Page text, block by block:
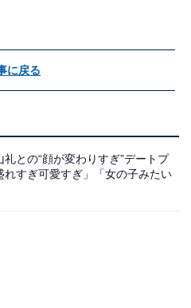
に戻る
礼との“顔が変わりすぎ”デートプ
れすぎ可愛すぎ」「女の子みたい